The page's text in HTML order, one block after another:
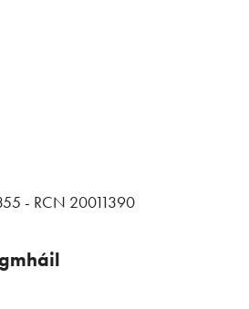
- RCN 20011390